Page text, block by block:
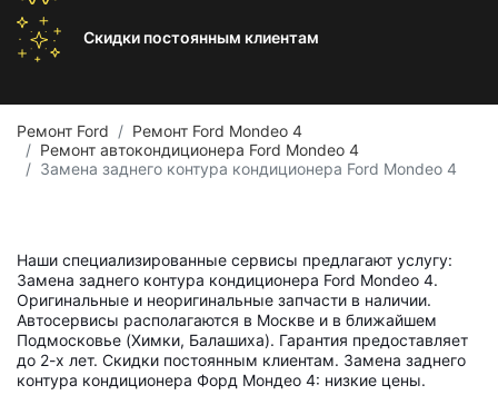
Скидки постоянным клиентам
Ремонт Ford
Ремонт Ford Mondeo 4
Ремонт автокондиционера Ford Mondeo 4
Замена заднего контура кондиционера Ford Mondeo 4
Наши специализированные сервисы предлагают услугу:
Замена заднего контура кондиционера Ford Mondeo 4.
Оригинальные и неоригинальные запчасти в наличии.
Автосервисы располагаются в Москве и в ближайшем
Подмосковье (Химки, Балашиха). Гарантия предоставляет
до 2-х лет. Скидки постоянным клиентам. Замена заднего
контура кондиционера Форд Мондео 4: низкие цены.